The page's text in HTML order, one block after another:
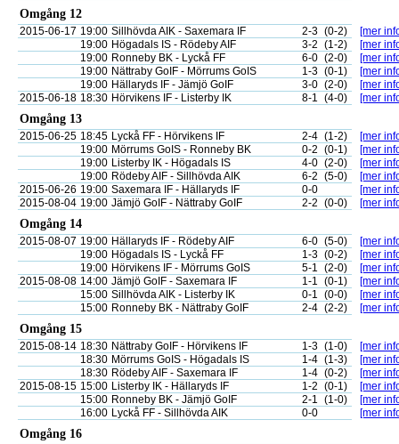
Omgång 12
2015-06-17 19:00 Sillhövda AIK - Saxemara IF 2-3 (0-2)
[mer
19:00 Högadals IS - Rödeby AIF 3-2 (1-2)
[mer
19:00 Ronneby BK - Lyckå FF 6-0 (2-0)
[mer
19:00 Nättraby GoIF - Mörrums GoIS 1-3 (0-1)
[mer
19:00 Hällaryds IF - Jämjö GoIF 3-0 (2-0)
[mer
2015-06-18 18:30 Hörvikens IF - Listerby IK 8-1 (4-0) [mer
Omgång 13
2015-06-25 18:45 Lyckå FF - Hörvikens IF 2-4 (1-2)
[mer
19:00 Mörrums GoIS - Ronneby BK 0-2 (0-1)
[mer
19:00 Listerby IK - Högadals IS 4-0 (2-0)
[mer
19:00 Rödeby AIF - Sillhövda AIK 6-2 (5-0)
[mer
2015-06-26 19:00 Saxemara IF - Hällaryds IF 0-0
[mer
2015-08-04 19:00 Jämjö GoIF - Nättraby GoIF 2-2 (0-0) [mer
Omgång 14
2015-08-07 19:00 Hällaryds IF - Rödeby AIF 6-0 (5-0)
[mer
19:00 Högadals IS - Lyckå FF 1-3 (0-2)
[mer
19:00 Hörvikens IF - Mörrums GoIS 5-1 (2-0)
[mer
2015-08-08 14:00 Jämjö GoIF - Saxemara IF 1-1 (0-1)
[mer
15:00 Sillhövda AIK - Listerby IK 0-1 (0-0)
[mer
15:00 Ronneby BK - Nättraby GoIF 2-4 (2-2) [mer
Omgång 15
2015-08-14 18:30 Nättraby GoIF - Hörvikens IF 1-3 (1-0)
[mer
18:30 Mörrums GoIS - Högadals IS 1-4 (1-3)
[mer
18:30 Rödeby AIF - Saxemara IF 1-4 (0-2)
[mer
2015-08-15 15:00 Listerby IK - Hällaryds IF 1-2 (0-1)
[mer
15:00 Ronneby BK - Jämjö GoIF 2-1 (1-0)
[mer
16:00 Lyckå FF - Sillhövda AIK 0-0 [mer
Omgång 16